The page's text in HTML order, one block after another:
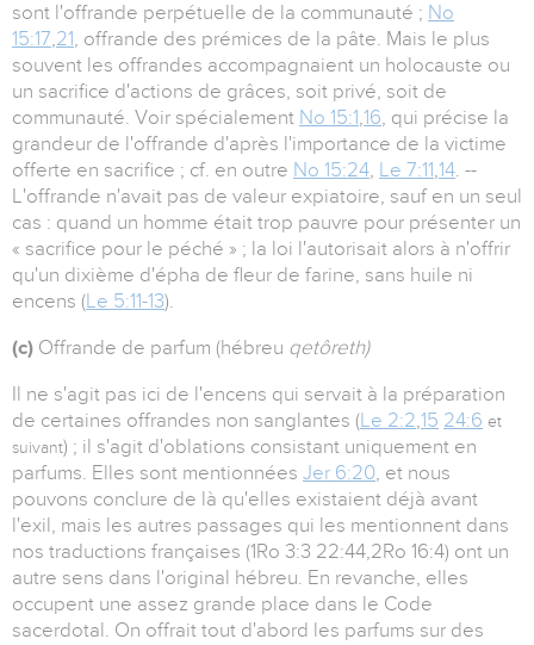
sont l'offrande perpétuelle de la communauté ; No
15:17,21, offrande des prémices de la pâte. Mais le plus
souvent les offrandes accompagnaient un holocauste ou
un sacrifice d'actions de grâces, soit privé, soit de
communauté. Voir spécialement No 15:1,16, qui précise la
grandeur de l'offrande d'après l'importance de la victime
offerte en sacrifice ; cf. en outre No 15:24, Le 7:11,14. --
L'offrande n'avait pas de valeur expiatoire, sauf en un seul
cas : quand un homme était trop pauvre pour présenter un
« sacrifice pour le péché » ; la loi l'autorisait alors à n'offrir
qu'un dixième d'épha de fleur de farine, sans huile ni
encens (Le 5:11-13).
(c) Offrande de parfum (hébreu qetôreth)
Il ne s'agit pas ici de l'encens qui servait à la préparation
de certaines offrandes non sanglantes (Le 2:2,15 24:6 et
suivant) ; il s'agit d'oblations consistant uniquement en
parfums. Elles sont mentionnées Jer 6:20, et nous
pouvons conclure de là qu'elles existaient déjà avant
l'exil, mais les autres passages qui les mentionnent dans
nos traductions françaises (1Ro 3:3 22:44,2Ro 16:4) ont un
autre sens dans l'original hébreu. En revanche, elles
occupent une assez grande place dans le Code
sacerdotal. On offrait tout d'abord les parfums sur des